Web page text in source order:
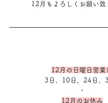
12月もよろしくお願い致
12月の日曜日営業
3日、10日、24日、
・
12月のお休み